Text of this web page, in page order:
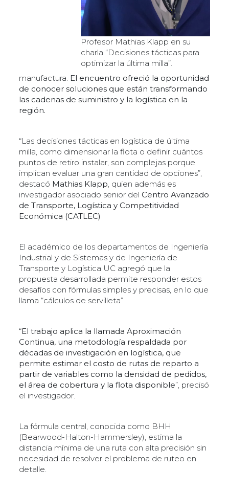
Profesor Mathias Klapp en su
charla “Decisiones tácticas para
optimizar la última milla”.
manufactura. El encuentro ofreció la oportunidad
de conocer soluciones que están transformando
las cadenas de suministro y la logística en la
región.
“Las decisiones tácticas en logística de última
milla, como dimensionar la flota o definir cuántos
puntos de retiro instalar, son complejas porque
implican evaluar una gran cantidad de opciones”,
destacó Mathias Klapp , quien además es
investigador asociado senior del Centro Avanzado
de Transporte, Logística y Competitividad
Económica (CATLEC)
El académico de los departamentos de Ingeniería
Industrial y de Sistemas y de Ingeniería de
Transporte y Logística UC agregó que la
propuesta desarrollada permite responder estos
desafíos con fórmulas simples y precisas, en lo que
llama “cálculos de servilleta”.
“El trabajo aplica la llamada Aproximación
Continua, una metodología respaldada por
décadas de investigación en logística, que
permite estimar el costo de rutas de reparto a
partir de variables como la densidad de pedidos,
el área de cobertura y la flota disponible”, precisó
el investigador.
La fórmula central, conocida como BHH
(Bearwood-Halton-Hammersley), estima la
distancia mínima de una ruta con alta precisión sin
necesidad de resolver el problema de ruteo en
detalle.